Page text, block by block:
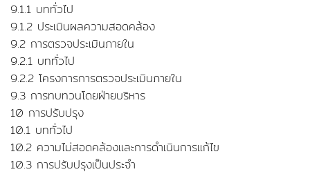
9.1.1 บททั่วไป
9.1.2 ประเมินผลความสอดคล้อง
9.2 การตรวจประเมินภายใน
9.2.1 บททั่วไป
9.2.2 โครงการการตรวจประเมินภายใน
9.3 การทบทวนโดยฝ่ายบริหาร
10 การปรับปรุง
10.1 บททั่วไป
10.2 ความไม่สอดคล้องและการดำเนินการแก้ไข
10.3 การปรับปรุงเป็นประจำ